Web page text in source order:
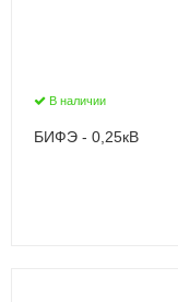
В наличии
БИФЭ - 0,25кВ